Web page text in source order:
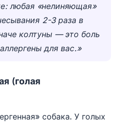
любая «нелиняющая»
2-3 раза в
колтуны — это боль
для вас.»
(голая
собака. У голых